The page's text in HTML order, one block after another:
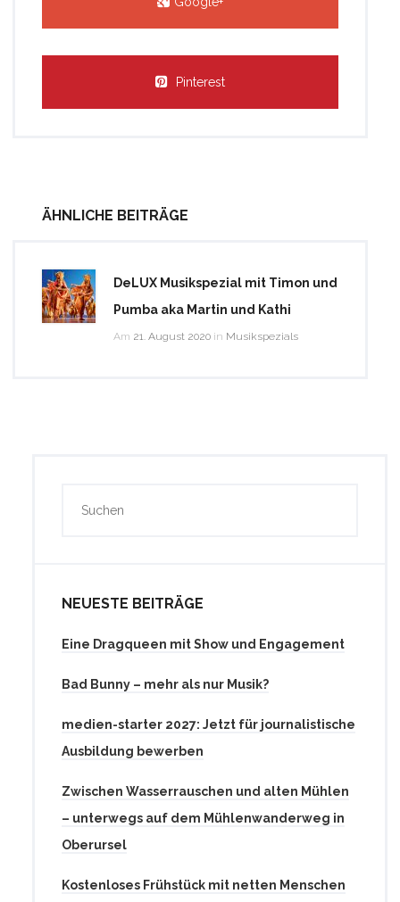
Pinterest
ÄHNLICHE BEITRÄGE
DeLUX Musikspezial mit Timon und
Pumba aka Martin und Kathi
Am 21. August 2020 in Musikspezials
NEUESTE BEITRÄGE
Eine Dragqueen mit Show und Engagement
Bad Bunny – mehr als nur Musik?
medien-starter 2027: Jetzt für journalistische
Ausbildung bewerben
Zwischen Wasserrauschen und alten Mühlen
– unterwegs auf dem Mühlenwanderweg in
Oberursel
Kostenloses Frühstück mit netten Menschen